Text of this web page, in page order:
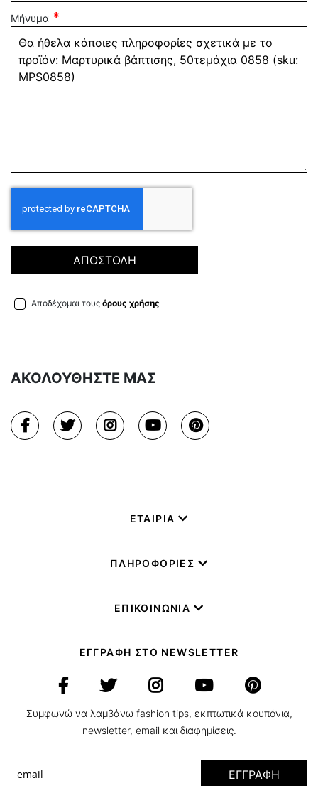
Μήνυμα
ΑΠΟΣΤΟΛΗ
Αποδέχομαι τους όρους χρήσης
ΑΚΟΛΟΥΘΗΣΤΕ ΜΑΣ
ΕΤΑΙΡΙΑ
ΠΛΗΡΟΦΟΡΙΕΣ
ΕΠΙΚΟΙΝΩΝΙΑ
ΕΓΓΡΑΦΗ ΣΤΟ NEWSLETTER
Συμφωνώ να λαμβάνω fashion tips, εκπτωτικά κουπόνια,
newsletter, email και διαφημίσεις.
ΕΓΓΡΑΦΗ